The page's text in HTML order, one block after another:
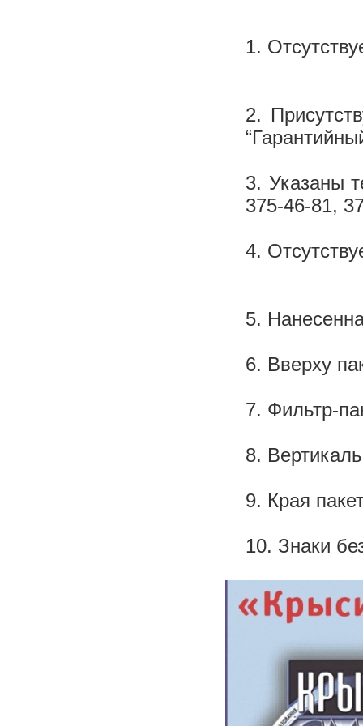
1.
2.
3. Указаны
375-46-81,
4.
5.
6. Вверху
7. Фильтр-
8.
9. Края
10. Знаки